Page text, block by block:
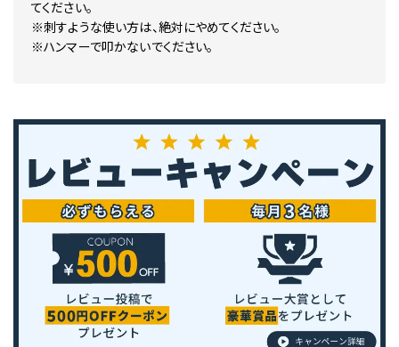
てください。
※刺すような使い方は、絶対にやめてください。
※ハンマーで叩かないでください。